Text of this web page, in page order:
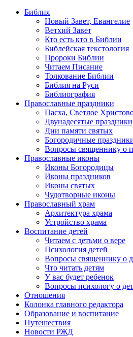
Библия
Новый Завет, Евангелие
Ветхий Завет
Кто есть кто в Библии
Библейская текстология
Пророки Библии
Читаем Писание
Толкование Библии
Библия на Руси
Библиография
Православные праздники
Пасха, Светлое
Двунадесятые праздники
Дни памяти святых
Богородичные
Вопросы священнику о
Православные иконы
Иконы Богородицы
Иконы праздников
Иконы святых
Чудотворные иконы
Православный храм
Архитектура храма
Устройство храма
Воспитание детей
Читаем с детьми о вере
Психология детей
Вопросы священнику о
Что читать детям
У вас будет ребенок
Вопросы психологу о
Отношения
Колонка главного редактора
Образование и воспитание
Путешествия
Новости РЖД